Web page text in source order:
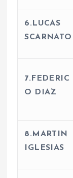
6.LUCAS
SCARNATO
7.FEDERIC
O DIAZ
8.MARTIN
IGLESIAS